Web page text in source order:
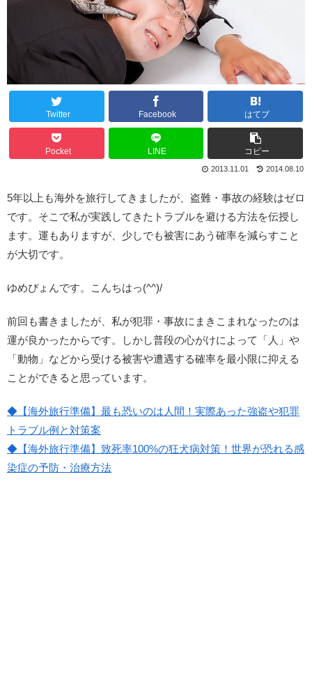
Twitter Facebook はてブ
Pocket LINE コピー
2014.08.10
2013.11.01
5年以上も海外を旅行してきましたが、盗難・事故の経験はゼロ
です。そこで私が実践してきたトラブルを避ける方法を伝授し
ます。運もありますが、少しでも被害にあう確率を減らすこと
が大切です。
ゆめぴょんです。こんちはっ(^^)/
前回も書きましたが、私が犯罪・事故にまきこまれなったのは
運が良かったからです。しかし普段の心がけによって「人」や
「動物」などから受ける被害や遭遇する確率を最小限に抑える
ことができると思っています。
◆【海外旅行準備】最も恐いのは人間！実際あった強盗や犯罪
トラブル例と対策案
◆【海外旅行準備】致死率100%の狂犬病対策！世界が恐れる感
染症の予防・治療方法